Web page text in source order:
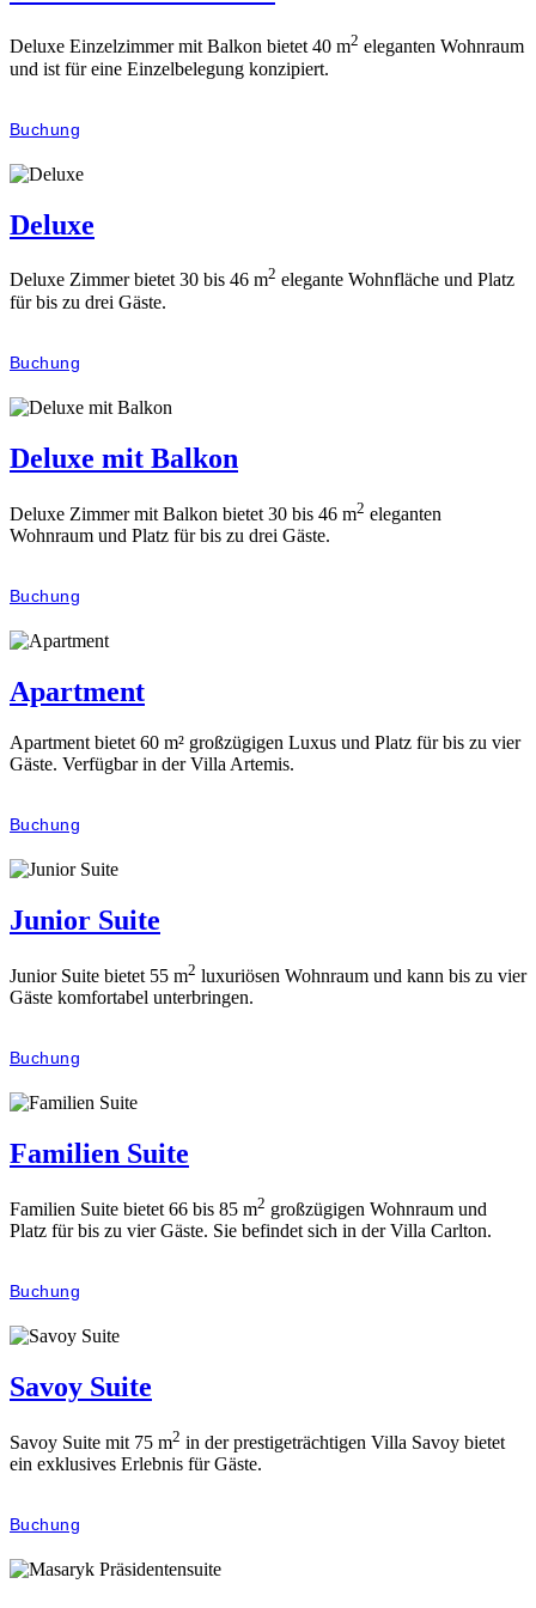
Deluxe Einzelzimmer mit Balkon bietet 40 m2 eleganten Wohnraum
und ist für eine Einzelbelegung konzipiert.
Buchung
Deluxe
Deluxe Zimmer bietet 30 bis 46 m2 elegante Wohnfläche und Platz
für bis zu drei Gäste.
Buchung
Deluxe mit Balkon
Deluxe Zimmer mit Balkon bietet 30 bis 46 m2 eleganten
Wohnraum und Platz für bis zu drei Gäste.
Buchung
Apartment
Apartment bietet 60 m² großzügigen Luxus und Platz für bis zu vier
Gäste. Verfügbar in der Villa Artemis.
Buchung
Junior Suite
Junior Suite bietet 55 m2 luxuriösen Wohnraum und kann bis zu vier
Gäste komfortabel unterbringen.
Buchung
Familien Suite
Familien Suite bietet 66 bis 85 m2 großzügigen Wohnraum und
Platz für bis zu vier Gäste. Sie befindet sich in der Villa Carlton.
Buchung
Savoy Suite
Savoy Suite mit 75 m2 in der prestigeträchtigen Villa Savoy bietet
ein exklusives Erlebnis für Gäste.
Buchung